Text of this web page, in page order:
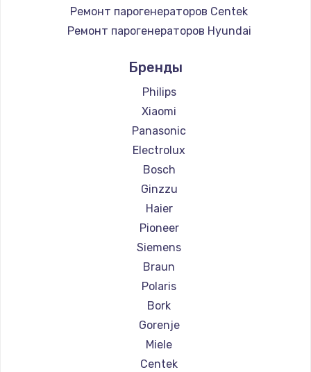
Ремонт парогенераторов Centek
Ремонт парогенераторов Hyundai
Ремонт парогенераторов DELTA
Ремонт парогенераторов Silter
Ремонт парогенераторов Chayka
Ремонт парогенераторов Beko
Ремонт парогенераторов Vivitek
Ремонт парогенераторов RED solution
Бренды
Philips
Xiaomi
Panasonic
Electrolux
Bosch
Ginzzu
Haier
Pioneer
Siemens
Braun
Polaris
Bork
Gorenje
Miele
Centek